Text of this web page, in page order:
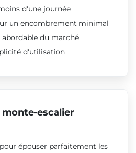
d'une journée
un encombrement minimal
du marché
d'utilisation
escalier
épouser parfaitement les